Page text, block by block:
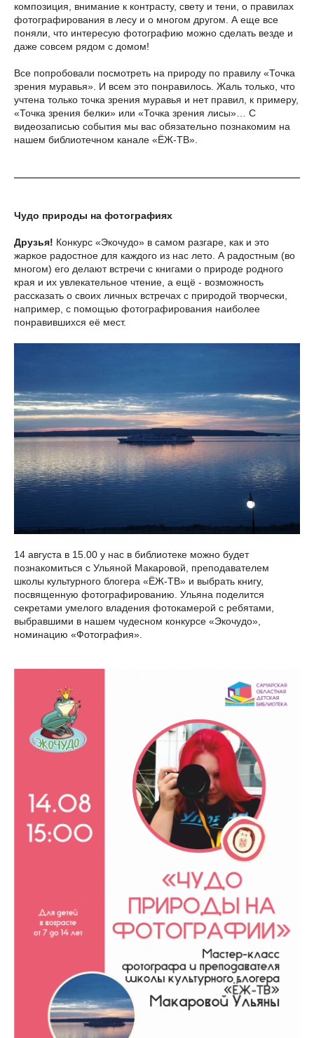
композиция, внимание к контрасту, свету и тени, о правилах
фотографирования в лесу и о многом другом. А еще все
поняли, что интересую фотографию можно сделать везде и
даже совсем рядом с домом!
Все попробовали посмотреть на природу по правилу «Точка
зрения муравья». И всем это понравилось. Жаль только, что
учтена только точка зрения муравья и нет правил, к примеру,
«Точка зрения белки» или «Точка зрения лисы»… С
видеозаписью события мы вас обязательно познакомим на
нашем библиотечном канале «ЁЖ-ТВ».
Чудо природы на фотографиях
Друзья! Конкурс «Экочудо» в самом разгаре, как и это
жаркое радостное для каждого из нас лето. А радостным (во
многом) его делают встречи с книгами о природе родного
края и их увлекательное чтение, а ещё - возможность
рассказать о своих личных встречах с природой творчески,
например, с помощью фотографирования наиболее
понравившихся её мест.
14 августа в 15.00 у нас в библиотеке можно будет
познакомиться с Ульяной Макаровой, преподавателем
школы культурного блогера «ЁЖ-ТВ» и выбрать книгу,
посвященную фотографированию. Ульяна поделится
секретами умелого владения фотокамерой с ребятами,
выбравшими в нашем чудесном конкурсе «Экочудо»,
номинацию «Фотография».